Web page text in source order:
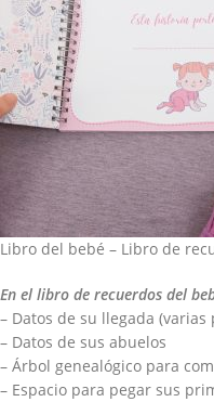
Libro del bebé – Libro de
En el libro de recuerdos del
– Datos de su llegada
– Datos de sus abuelos
– Árbol genealógico para
– Espacio para pegar sus